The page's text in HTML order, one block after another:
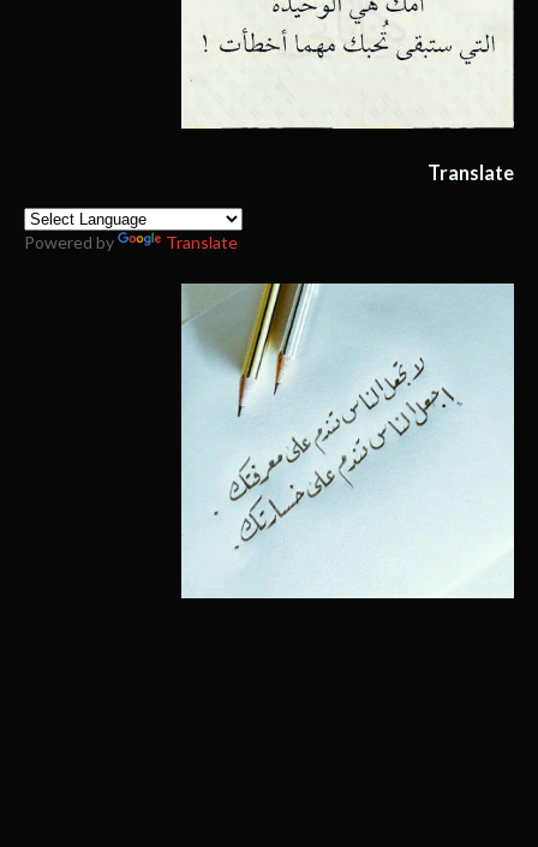
Translate
Powered by Translate